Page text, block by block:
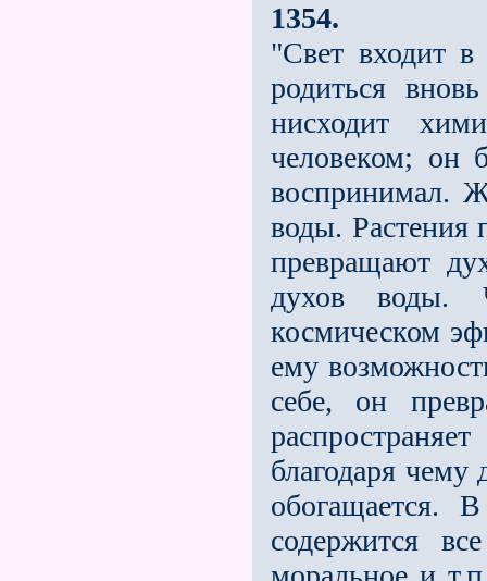
1354.
"Свет входит в
родиться
нисходит
человеком; он
воспринимал.
воды. Растения
превращают
духов воды.
космическом
ему
себе, он
благодаря чему
обогащается.
содержится